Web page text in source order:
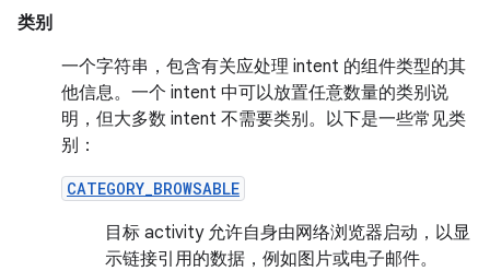
类别
一个字符串，包含有关应处理 intent 的组件类型的其
他信息。一个 intent 中可以放置任意数量的类别说
明，但大多数 intent 不需要类别。以下是一些常见类
别：
CATEGORY_BROWSABLE
目标 activity 允许自身由网络浏览器启动，以显
示链接引用的数据，例如图片或电子邮件。